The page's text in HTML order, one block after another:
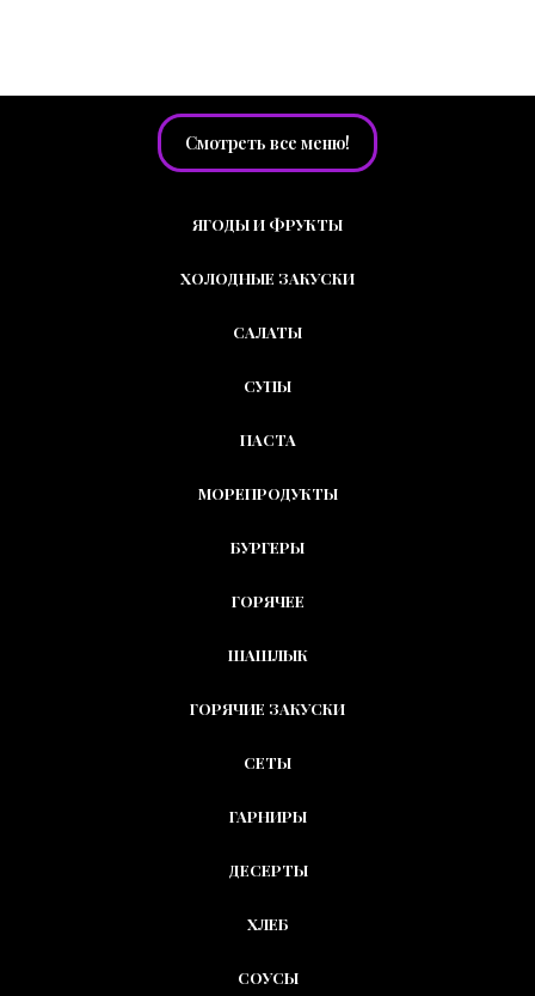
Смотреть все меню!
ЯГОДЫ И ФРУКТЫ
ХОЛОДНЫЕ ЗАКУСКИ
САЛАТЫ
СУПЫ
ПАСТА
МОРЕПРОДУКТЫ
БУРГЕРЫ
ГОРЯЧЕЕ
ШАШЛЫК
ГОРЯЧИЕ ЗАКУСКИ
СЕТЫ
ГАРНИРЫ
ДЕСЕРТЫ
ХЛЕБ
СОУСЫ